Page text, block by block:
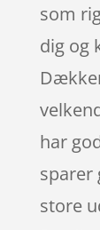
som
dig og
har
sparer
store